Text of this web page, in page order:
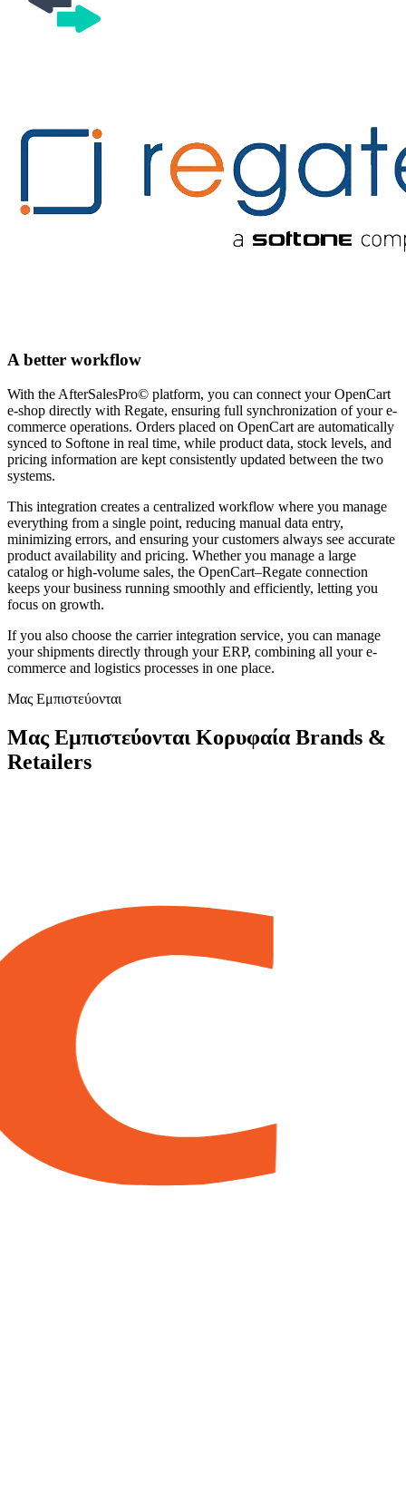
A better workflow
With the AfterSalesPro© platform, you can connect your OpenCart
e-shop directly with Regate, ensuring full synchronization of your e-
commerce operations. Orders placed on OpenCart are automatically
synced to Softone in real time, while product data, stock levels, and
pricing information are kept consistently updated between the two
systems.
This integration creates a centralized workflow where you manage
everything from a single point, reducing manual data entry,
minimizing errors, and ensuring your customers always see accurate
product availability and pricing. Whether you manage a large
catalog or high-volume sales, the OpenCart–Regate connection
keeps your business running smoothly and efficiently, letting you
focus on growth.
If you also choose the carrier integration service, you can manage
your shipments directly through your ERP, combining all your e-
commerce and logistics processes in one place.
Μας Εμπιστεύονται
Μας Εμπιστεύονται Κορυφαία Brands &
Retailers